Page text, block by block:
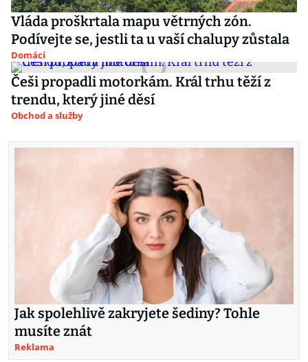
Vláda proškrtala mapu větrných zón.
Podívejte se, jestli ta u vaší chalupy zůstala
Domácí
Češi propadli motorkám. Král trhu těží z
trendu, který jiné děsí
Obchod a služby
Jak spolehlivě zakryjete šediny? Tohle
musíte znát
Reklama